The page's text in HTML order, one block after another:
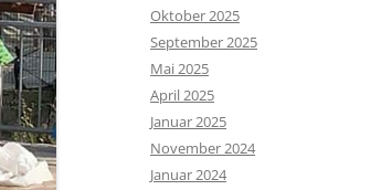
Oktober 2025
September 2025
Mai 2025
April 2025
Januar 2025
November 2024
Januar 2024